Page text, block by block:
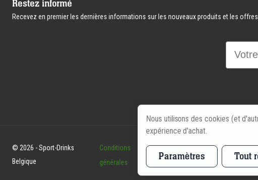
Restez informé
Recevez en premier les dernières informations sur les nouveaux produits et les
Email
© 2026 - Sport-Drinks
Belgique
Conditions
générales
Politique en matière de
Nous utilisons des cookies (et
expérience d'achat.
Paramètres Tout